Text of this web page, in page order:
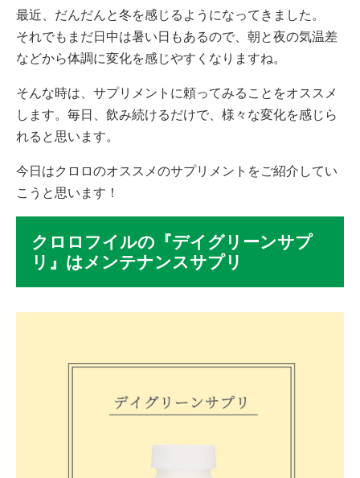
最近、だんだんと冬を感じるようになってきました。
それでもまだ日中は暑い日もあるので、朝と夜の気温差
などから体調に変化を感じやすくなりますね。
そんな時は、サプリメントに頼ってみることをオススメ
します。毎日、飲み続けるだけで、様々な変化を感じら
れると思います。
今日はクロロのオススメのサプリメントをご紹介してい
こうと思います！
クロロフイルの『デイグリーンサプ
リ』はメンテナンスサプリ